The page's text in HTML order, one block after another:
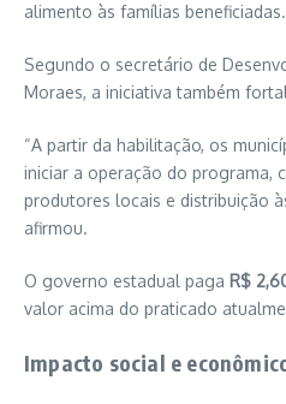
alimento às famílias beneficiadas.
Segundo o secretário de
Moraes, a iniciativa também
“A partir da habilitação, os
iniciar a operação do programa,
produtores locais e distribuição
afirmou.
O governo estadual paga R$
valor acima do praticado
Impacto social e